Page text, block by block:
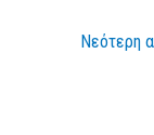
Νεότερη